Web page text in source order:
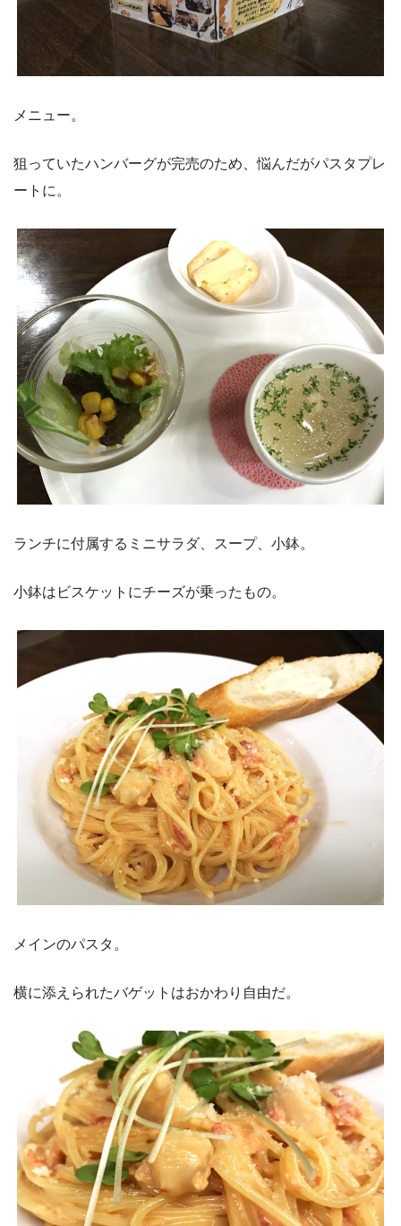
メニュー。
狙っていたハンバーグが完売のため、悩んだがパスタプレ
ートに。
ランチに付属するミニサラダ、スープ、小鉢。
小鉢はビスケットにチーズが乗ったもの。
メインのパスタ。
横に添えられたバゲットはおかわり自由だ。